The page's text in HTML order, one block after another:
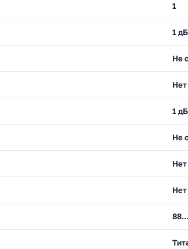
1
1 дБ
Не
Нет
1 дБ
Не
Нет
Нет